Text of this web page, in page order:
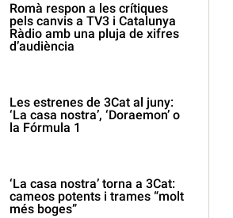
Romà respon a les crítiques
pels canvis a TV3 i Catalunya
Ràdio amb una pluja de xifres
d’audiència
Les estrenes de 3Cat al juny:
‘La casa nostra’, ‘Doraemon’ o
la Fórmula 1
‘La casa nostra’ torna a 3Cat:
cameos potents i trames “molt
més boges”